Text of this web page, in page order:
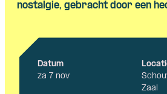
nostalgie, gebracht door een
Datum
za 7 nov
Zaal